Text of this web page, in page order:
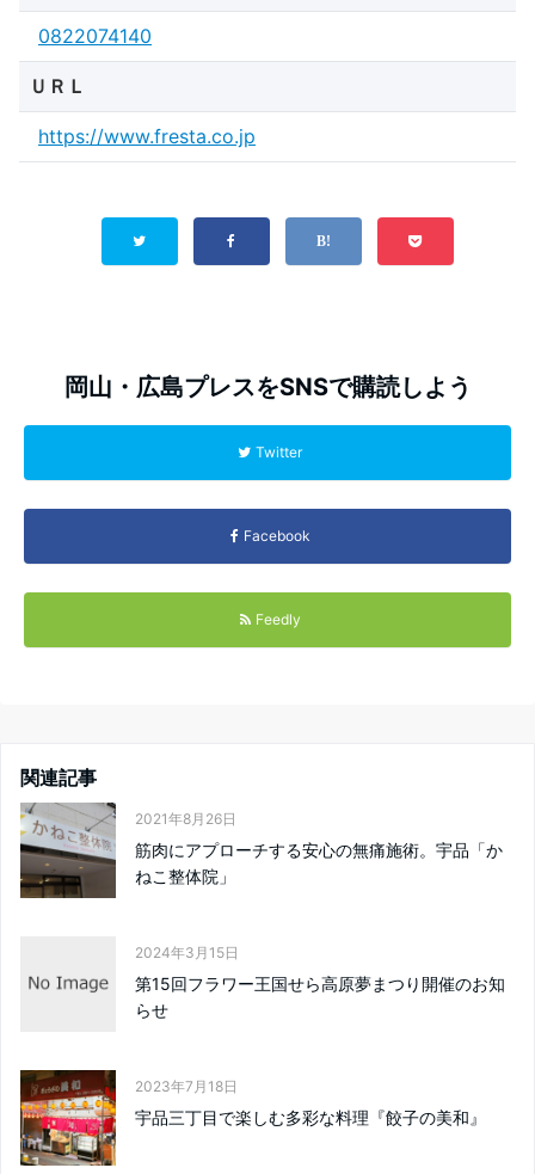
0822074140
ＵＲＬ
https://www.fresta.co.jp
岡山・広島プレスをSNSで購読しよう
Twitter
Facebook
Feedly
関連記事
2021年8月26日
筋肉にアプローチする安心の無痛施術。宇品「か
ねこ整体院」
2024年3月15日
第15回フラワー王国せら高原夢まつり開催のお知
らせ
2023年7月18日
宇品三丁目で楽しむ多彩な料理『餃子の美和』